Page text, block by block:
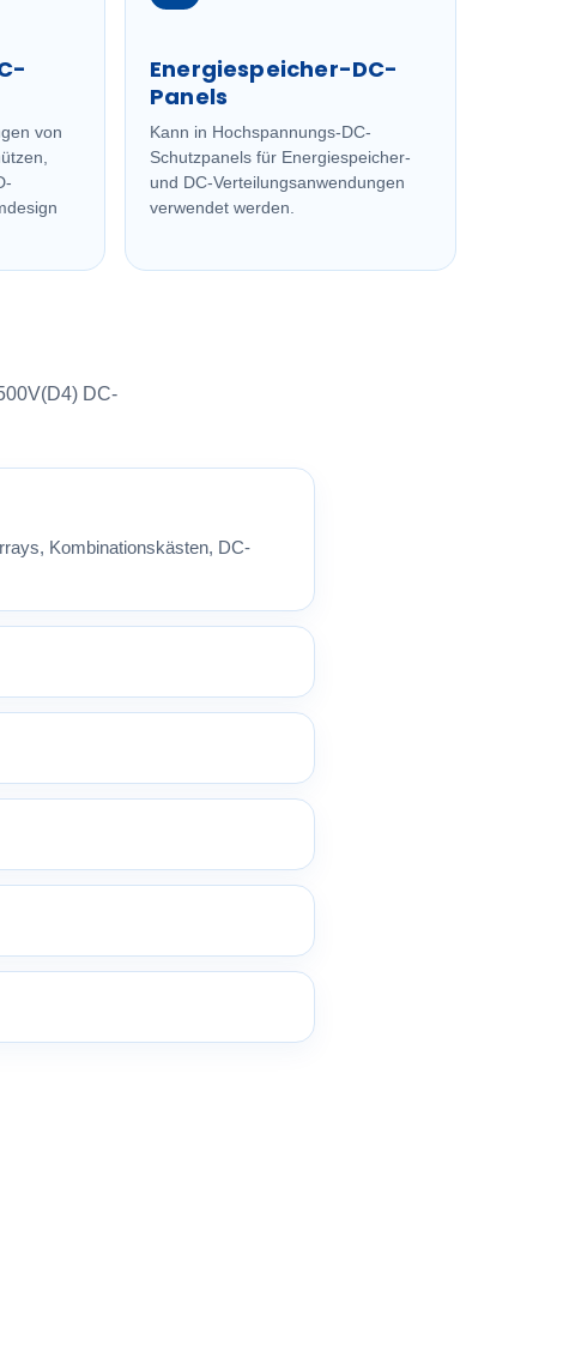
von
Energiespeicher-DC-
Panels
Kann in Hochspannungs-DC-
Schutzpanels für Energiespeicher-
und DC-Verteilungsanwendungen
verwendet werden.
DC-
Kombinationskästen, DC-